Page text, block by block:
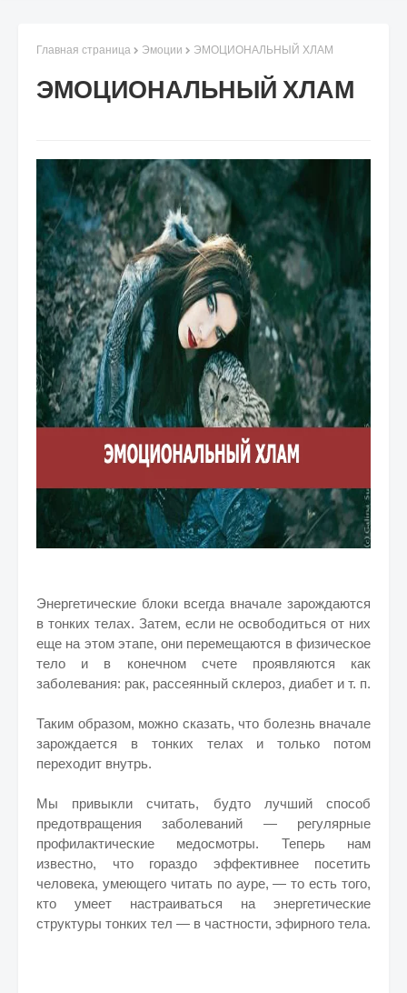
Главная страница Эмоции ЭМОЦИОНАЛЬНЫЙ ХЛАМ
ЭМОЦИОНАЛЬНЫЙ ХЛАМ
Энергетические блоки всегда вначале зарождаются
в тонких телах. Затем, если не освободиться от них
еще на этом этапе, они перемещаются в физическое
тело и в конечном счете проявляются как
заболевания: рак, рассеянный склероз, диабет и т. п.
Таким образом, можно сказать, что болезнь вначале
зарождается в тонких телах и только потом
переходит внутрь.
Мы привыкли считать, будто лучший способ
предотвращения заболеваний — регулярные
профилактические медосмотры. Теперь нам
известно, что гораздо эффективнее посетить
человека, умеющего читать по ауре, — то есть того,
кто умеет настраиваться на энергетические
структуры тонких тел — в частности, эфирного тела.